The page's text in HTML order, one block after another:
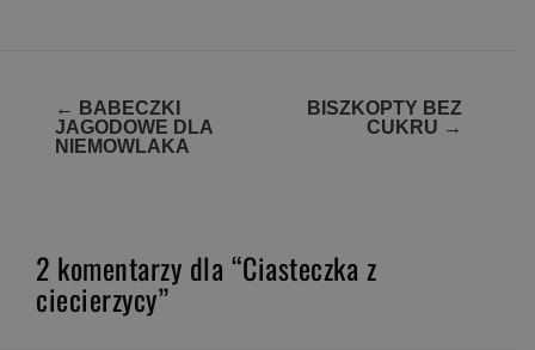
Zobacz
wpisy
← BABECZKI
JAGODOWE DLA
NIEMOWLAKA
BISZKOPTY BEZ
CUKRU →
2 komentarzy dla “Ciasteczka z
ciecierzycy”